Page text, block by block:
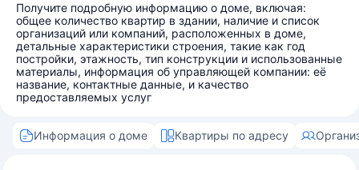
Получите подробную информацию о доме, включая:
общее количество квартир в здании, наличие и список
организаций или компаний, расположенных в доме,
детальные характеристики строения, такие как год
постройки, этажность, тип конструкции и использованные
материалы, информация об управляющей компании: её
название, контактные данные, и качество
предоставляемых услуг
Информация о доме Квартиры по адресу